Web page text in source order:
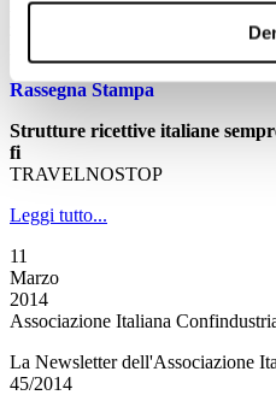
Lettera del presidente Squinzi
Rassegna Stampa
Strutture ricettive italiane
fi
TRAVELNOSTOP
Leggi tutto...
11
Marzo
2014
Associazione Italiana
La Newsletter dell'Associazione
45/2014